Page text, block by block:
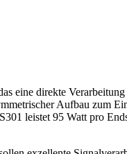
eine direkte
Aufbau zum
leistet 95 Watt pro